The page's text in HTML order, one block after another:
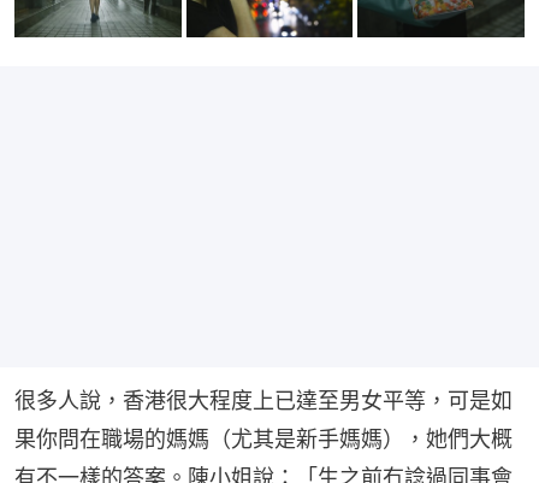
很多人說，香港很大程度上已達至男女平等，可是如
果你問在職場的媽媽（尤其是新手媽媽），她們大概
有不一樣的答案。陳小姐說：「生之前冇諗過同事會